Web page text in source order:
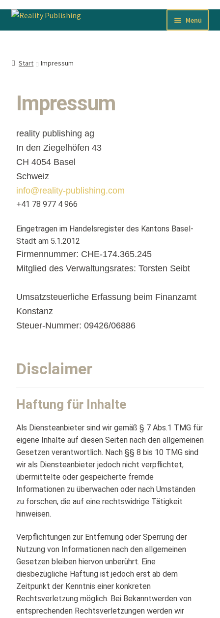
Menü
SHOP
Start Impressum
Impressum
reality publishing ag
In den Ziegelhöfen 43
CH 4054 Basel
Schweiz
info@reality-publishing.com
+41 78 977 4 966
Eingetragen im Handelsregister des Kantons Basel-
Stadt am 5.1.2012
Firmennummer: CHE-174.365.245
Mitglied des Verwaltungsrates: Torsten Seibt
Umsatzsteuerliche Erfassung beim Finanzamt
Konstanz
Steuer-Nummer: 09426/06886
Disclaimer
Haftung für Inhalte
Als Diensteanbieter sind wir gemäß § 7 Abs.1 TMG für
eigene Inhalte auf diesen Seiten nach den allgemeinen
Gesetzen verantwortlich. Nach §§ 8 bis 10 TMG sind
wir als Diensteanbieter jedoch nicht verpflichtet,
übermittelte oder gespeicherte fremde
Informationen zu überwachen oder nach Umständen
zu forschen, die auf eine rechtswidrige Tätigkeit
hinweisen.
Verpflichtungen zur Entfernung oder Sperrung der
Nutzung von Informationen nach den allgemeinen
Gesetzen bleiben hiervon unberührt. Eine
diesbezügliche Haftung ist jedoch erst ab dem
Zeitpunkt der Kenntnis einer konkreten
Rechtsverletzung möglich. Bei Bekanntwerden von
entsprechenden Rechtsverletzungen werden wir